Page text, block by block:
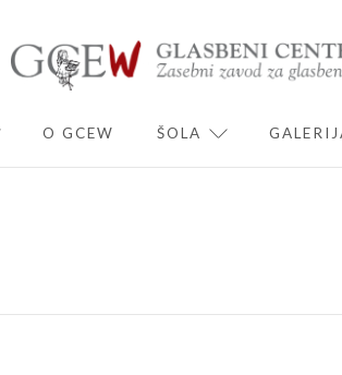
CHILD MENU
O GCEW ŠOLA EXPAND